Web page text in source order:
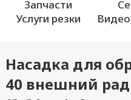
Запчасти
Услуги резки
Насадка для
40 внешний